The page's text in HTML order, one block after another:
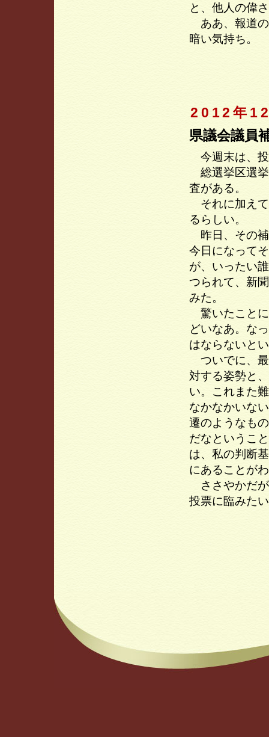
と、他人の偉
ああ、報道の
暗い気持ち。
2012年
県議会議員
今週末は、
総選挙区選挙
査がある。
それに加えて
るらしい。
昨日、その補
今日になって
が、いったい
つられて、新
みた。
驚いたことに
どいなあ。な
はならないと
ついでに、最
対する姿勢と
い。これまた
なかなかいな
遷のようなも
だなというこ
は、私の判断
にあることが
ささやかだが
投票に臨みた